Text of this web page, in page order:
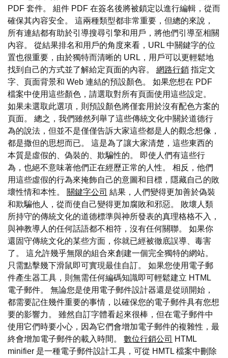
PDF 套件。 組件 PDF 在簽名後將被鎖定以進行編輯，從而
確保其內容安全。 這兩種類型都非常重要，但總的來說，
所有連結都有助於引導搜尋引擎和用戶，將他們引導至相關
內容。 從結果排名和用戶的角度來看，URL 中關鍵字的位
置也很重要，由於獨特而清晰的 URL，用戶可以更輕鬆地
找到自己的方式並了解給定頁面的內容。 網路行銷 指定文
字、頁面背景和 Web 連結的預設顏色。 如果您想在 PDF
檔案中使用這些顏色，請選取對所有頁面使用這些設定。
如果未選取此選項，則預設顏色將僅套用於沒有配色方案的
頁面。 總之，我們雖然列舉了這些傳統文化中關於道德行
為的說法，但並不是僅僅告訴大家這些都是人的觀念想像，
都是撒但的思想而已。 這是為了讓大家清楚，這些東西的
本質是虛假的、偽裝的、欺騙性的。 即使人們有這些行
為，也絕不意味著他們正在經歷正常的人性。 相反，他們
用這些虛假的行為來掩飾自己的意圖和目標，隱藏自己的敗
壞性情和本性。 關鍵字公司 結果，人們變得更加善於偽裝
和欺騙他人，從而使自己變得更加腐敗和邪惡。 敗壞人類
所持守的傳統文化的道德標準與神所發表的真理格格不入，
與神教導人的任何話語都不相符，沒有任何關聯。 如果你
還固守傳統文化的某些方面，你就已經被徹底誤導、毒害
了。 這允許幾乎無限的組合來創建一個完全獨特的網站。
只需點擊幾下滑鼠即可實現最佳自訂。 如果您使用電子郵
件產生器工具，則無需任何編碼知識即可輕鬆建立 HTML
電子郵件。 無論您是使用電子郵件設計器還是從頭開始，
都需要記住幾件重要的事情，以確保您的電子郵件具有您想
要的影響力。 雖然自訂字體看起來很棒，但在電子郵件中
使用它們時要小心，因為它們會增加電子郵件的複雜性，最
終會增加電子郵件的載入時間。 數位行銷公司 HTML
minifier 是一種電子郵件設計工具，可從 HMTL 檔案中刪除